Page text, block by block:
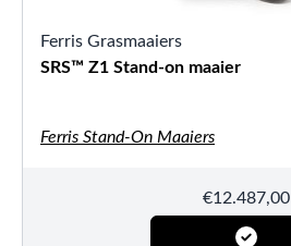
Ferris Grasmaaiers
SRS™ Z1 Stand-on maaier
Ferris Stand-On Maaiers
€12.487,00